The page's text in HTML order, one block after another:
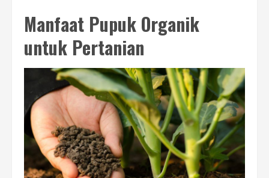
Manfaat Pupuk Organik
untuk Pertanian